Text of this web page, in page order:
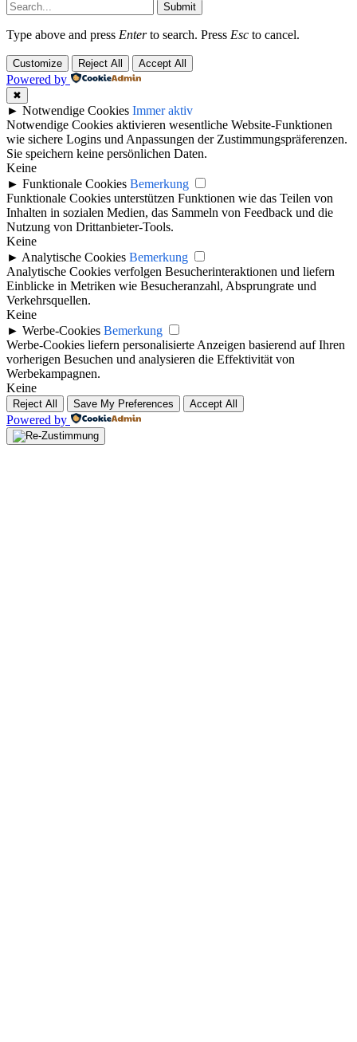
Submit
Type above and press Enterto search. Press Esc to cancel.
Customize Reject All Accept All
Powered by
✖
► Notwendige Cookies Immer aktiv
Notwendige Cookies aktivieren wesentliche Website-Funktionen
wie sichere Logins und Anpassungen der Zustimmungspräferenzen.
Sie speichern keine persönlichen Daten.
Keine
► Funktionale Cookies Bemerkung
Funktionale Cookies unterstützen Funktionen wie das Teilen von
Inhalten in sozialen Medien, das Sammeln von Feedback und die
Nutzung von Drittanbieter-Tools.
Keine
► Analytische Cookies Bemerkung
Analytische Cookies verfolgen Besucherinteraktionen und liefern
Einblicke in Metriken wie Besucheranzahl, Absprungrate und
Verkehrsquellen.
Keine
► Werbe-Cookies Bemerkung
Werbe-Cookies liefern personalisierte Anzeigen basierend auf Ihren
vorherigen Besuchen und analysieren die Effektivität von
Werbekampagnen.
Keine
Reject All Save My Preferences Accept All
Powered by